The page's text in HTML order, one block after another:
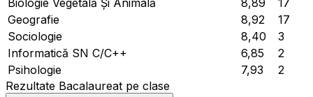
Geografie
8,92
17
Sociologie
8,40
3
Informatică SN C/C++
6,85
2
Psihologie
7,93
2
Rezultate Bacalaureat pe clase